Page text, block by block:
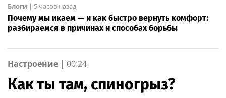
Блоги | 5 часов назад
Почему мы икаем — и как быстро вернуть комфорт:
разбираемся в причинах и способах борьбы
Настроение | 00:24
Как ты там, спиногрыз?